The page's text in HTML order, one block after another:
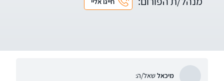
מיכאלשאל/ה: